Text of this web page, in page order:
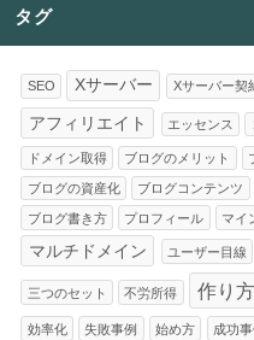
タグ
SEO Xサーバー Xサーバー契
アフィリエイト エッセンス
ドメイン取得 ブログのメリット
ブログの資産化 ブログコンテンツ
ブログ書き方 プロフィール マイ
マルチドメイン ユーザー目線
三つのセット 不労所得 作り方
効率化 失敗事例 始め方 成功